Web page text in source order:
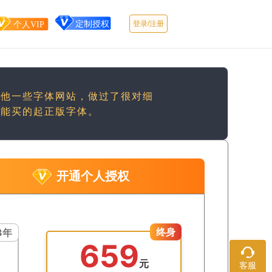
登录/注册
一些字体网站，做过了很对细
买的起正版字体。
开通个人授权
659元
终身
客服
在线客服
工作日